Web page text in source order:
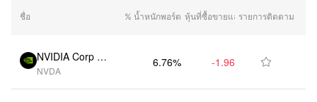
2025Q3
2025Q2
ชื่อ % น้ำหนักพอร์ต หุ้นที่ซื้อขายแล้วรายการติดตาม
NVIDIA Corp (U
S)
NVDA
6.76% -1.96M 